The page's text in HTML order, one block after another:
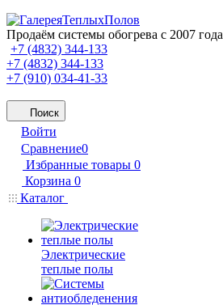
Продаём системы обогрева с 2007 года
+7 (4832) 344-133
+7 (4832) 344-133
+7 (910) 034-41-33
Поиск
Войти
Сравнение0
Избранные товары 0
Корзина 0
Каталог
Электрические
теплые полы